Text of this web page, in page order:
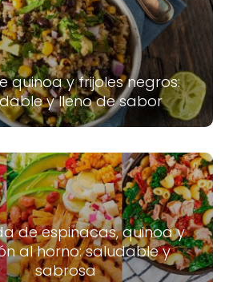
quinoa y frijoles negros:
y lleno de sabor
de espinacas, quinoa y
al horno: saludable y
sabrosa